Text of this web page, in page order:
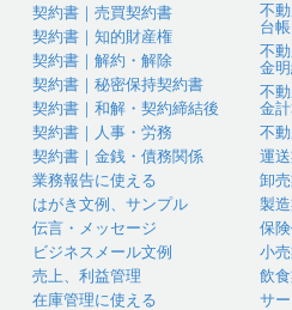
契約書｜売買契約書
契約書｜知的財産権
契約書｜解約・解除
契約書｜秘密保持契約書
契約書｜和解・契約締結後
契約書｜人事・労務
契約書｜金銭・債務関係
業務報告に使える
はがき文例、サンプル
伝言・メッセージ
ビジネスメール文例
売上、利益管理
在庫管理に使える
不
台
不
金
不
金
不
運
卸
製
保
小
飲
サ